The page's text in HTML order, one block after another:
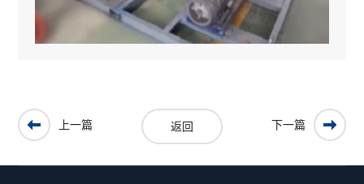
上一篇 下一篇
返回